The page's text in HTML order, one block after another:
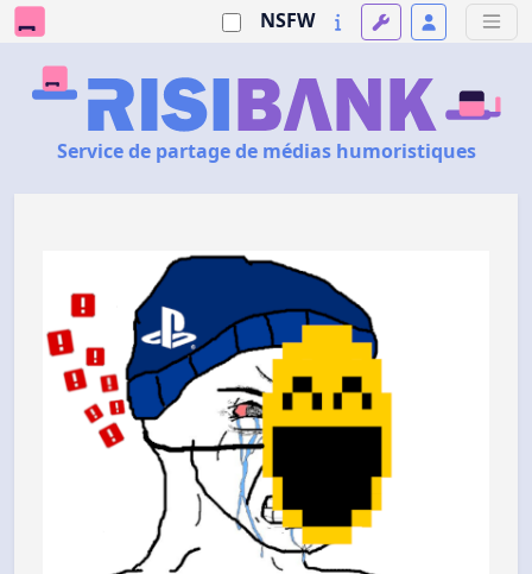
NSFW
Service de partage de médias humoristiques